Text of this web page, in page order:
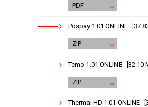
PDF
Pospay 1.01 ONLINE
ZIP
Temo 1.01 ONLINE [32.10
ZIP
Thermal HD 1.01 ONLINE